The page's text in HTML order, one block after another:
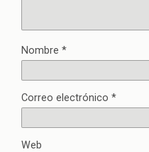
Nombre *
Correo electrónico *
Web